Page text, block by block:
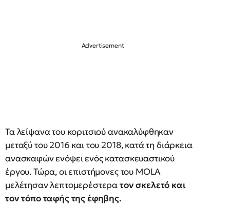
Τα λείψανα του κοριτσιού ανακαλύφθηκαν
μεταξύ του 2016 και του 2018, κατά τη διάρκεια
ανασκαφών ενόψει ενός κατασκευαστικού
έργου. Τώρα, οι επιστήμονες του MOLA
μελέτησαν λεπτομερέστερατον σκελετό και
τον τόπο ταφής της έφηβης.